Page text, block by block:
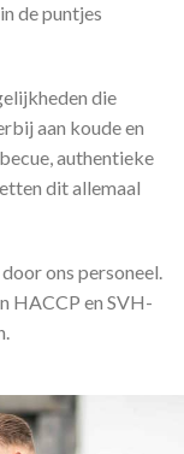
de puntjes
die
aan koude en
authentieke
dit allemaal
ons personeel.
HACCP en SVH-